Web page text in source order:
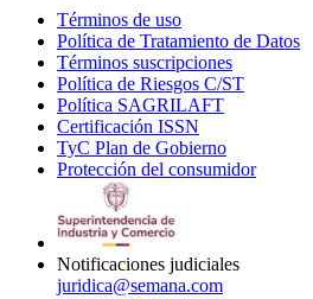
Términos de uso
in
new
window
Política de Tratamiento de Datos
Términos suscripciones
in
Política de Riesgos C/ST
Política SAGRILAFT
new
window
Certificación ISSN
in
new
TyC Plan de Gobierno
in
Protección del consumidorOpens
Notificaciones judiciales
juridica@semana.com